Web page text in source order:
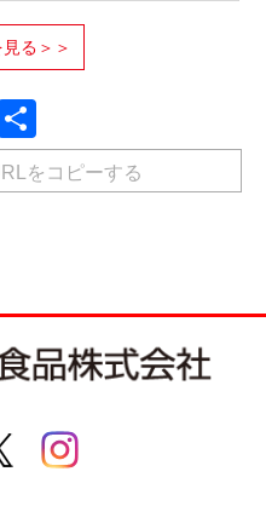
る＞＞
有
をコピーする